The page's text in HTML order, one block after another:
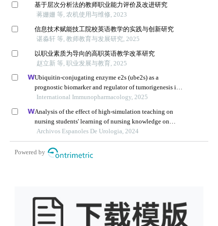
基于层次分析法的教师职业能力评价及改进研究
蒋姗姗 等, 农机使用与维修, 2023
信息技术赋能技工院校英语教学的实践与创新研究
谌淼轩 等, 教师教育与发展研究, 2025
以职业素质为导向的高职英语教学改革研究
赵立新 等, 职业发展与教育, 2025
Ubiquitin-conjugating enzyme e2s (ube2s) as a
prognostic biomarker and regulator of tumorigenesis in
osteosarcoma
International Immunopharmacology, 2025
Analysis of the effect of high-simulation teaching on
nursing students' learning of nursing knowledge on
double j tubes after ureteral soft scope lithotomy
Archivos Espanoles De Urologia, 2024
Powered by